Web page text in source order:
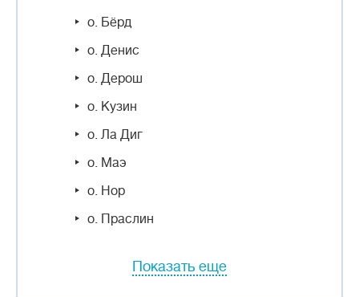
о. Бёрд
о. Денис
о. Дерош
о. Кузин
о. Ла Диг
о. Маэ
о. Нор
о. Праслин
Показать еще